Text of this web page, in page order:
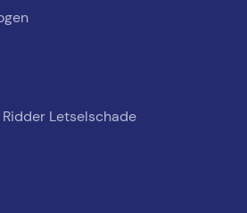
Letselschade